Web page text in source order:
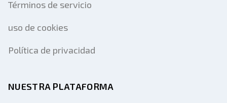
Términos de servicio
uso de cookies
Política de privacidad
NUESTRA PLATAFORMA